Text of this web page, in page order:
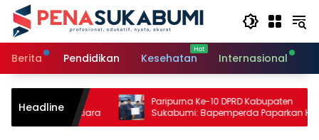
Langsung
konten
Berita
Pendidikan Kesehatan Internasional
Headline
Warungkiara
Paripurna Ke-10 DPRD Kabupaten
Sukabumi: Bapemperda Paparkan Hasil
Bahasan, Bupati Sampaikan Nota